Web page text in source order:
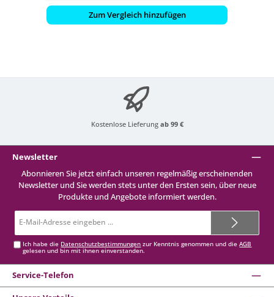
Zum Vergleich hinzufügen
Kostenlose Lieferung ab 99 €
Newsletter
Abonnieren Sie jetzt einfach unseren regelmäßig erscheinenden
Newsletter und Sie werden stets unter den Ersten sein, über neue
Produkte und Angebote informiert werden.
Mail-
Ich habe die Datenschutzbestimmungen zur Kenntnis genommen und dieAGB
gelesen und bin mit ihnen einverstanden.
Service-Telefon